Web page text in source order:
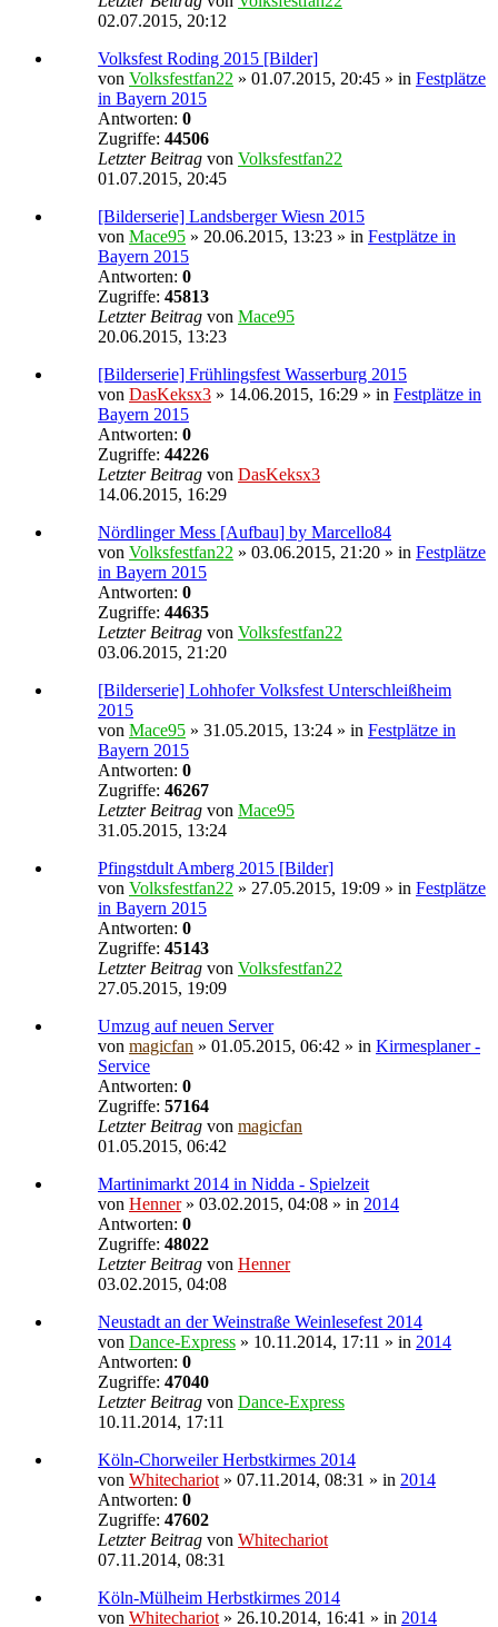
02.07.2015, 20:12
Volksfest Roding 2015 [Bilder]
von Volksfestfan22 » 01.07.2015, 20:45 » in Festplätze
in Bayern 2015
Antworten: 0
Zugriffe: 44506
Letzter Beitrag von Volksfestfan22
01.07.2015, 20:45
[Bilderserie] Landsberger Wiesn 2015
von Mace95 » 20.06.2015, 13:23 » in Festplätze in
Bayern 2015
Antworten: 0
Zugriffe: 45813
Letzter Beitrag von Mace95
20.06.2015, 13:23
[Bilderserie] Frühlingsfest Wasserburg 2015
von DasKeksx3 » 14.06.2015, 16:29 » in Festplätze in
Bayern 2015
Antworten: 0
Zugriffe: 44226
Letzter Beitrag von DasKeksx3
14.06.2015, 16:29
Nördlinger Mess [Aufbau] by Marcello84
von Volksfestfan22 » 03.06.2015, 21:20 » in Festplätze
in Bayern 2015
Antworten: 0
Zugriffe: 44635
Letzter Beitrag von Volksfestfan22
03.06.2015, 21:20
[Bilderserie] Lohhofer Volksfest Unterschleißheim
2015
von Mace95 » 31.05.2015, 13:24 » in Festplätze in
Bayern 2015
Antworten: 0
Zugriffe: 46267
Letzter Beitrag von Mace95
31.05.2015, 13:24
Pfingstdult Amberg 2015 [Bilder]
von Volksfestfan22 » 27.05.2015, 19:09 » in Festplätze
in Bayern 2015
Antworten: 0
Zugriffe: 45143
Letzter Beitrag von Volksfestfan22
27.05.2015, 19:09
Umzug auf neuen Server
von magicfan » 01.05.2015, 06:42 » in Kirmesplaner -
Service
Antworten: 0
Zugriffe: 57164
Letzter Beitrag von magicfan
01.05.2015, 06:42
Martinimarkt 2014 in Nidda - Spielzeit
von Henner» 03.02.2015, 04:08 » in 2014
Antworten: 0
Zugriffe: 48022
Letzter Beitrag von Henner
03.02.2015, 04:08
Neustadt an der Weinstraße Weinlesefest 2014
von Dance-Express » 10.11.2014, 17:11 » in 2014
Antworten: 0
Zugriffe: 47040
Letzter Beitrag von Dance-Express
10.11.2014, 17:11
Köln-Chorweiler Herbstkirmes 2014
von Whitechariot » 07.11.2014, 08:31 » in 2014
Antworten: 0
Zugriffe: 47602
Letzter Beitrag von Whitechariot
07.11.2014, 08:31
Köln-Mülheim Herbstkirmes 2014
von Whitechariot » 26.10.2014, 16:41 » in 2014